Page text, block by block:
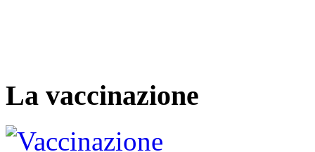
La vaccinazione